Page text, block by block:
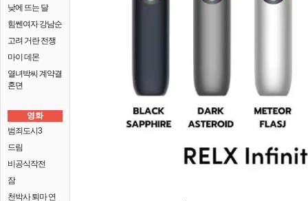
낮에 뜨는 달
힘쎈여자 강남순
고려 거란 전쟁
마이 데몬
열녀박씨 계약결
혼뎐
영화
범죄도시3
드림
비공식작전
잠
천박사 퇴마 연